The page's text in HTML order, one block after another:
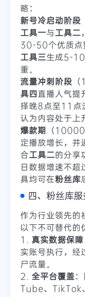
略：
新号冷启动阶段
工具一与工具二
30-50个优质点
工具三生成5-10
重。
流量冲刺阶段
具四直播人气提
择晚8点至11点
认为内容处于上
爆款期 （
定播放增长，并
合工具二的分享
日数据增速不
具均可在粉丝库
四、粉丝库
作为行业领先的
以下不可替代的
1. 真实数据保障
实账号执行，经
尸流量。
2. 全平台覆盖
Tube、